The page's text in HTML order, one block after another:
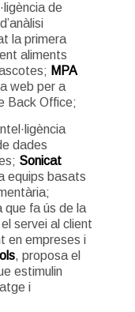
de
la primera
aliments
MPA
web per a
Back Office;
dades
Sonicat
equips basats
fa ús de la
servei al client
en empreses i
, proposa el
estimulin
i